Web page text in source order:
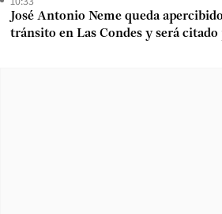
José Antonio Neme queda
tránsito en Las Condes y será